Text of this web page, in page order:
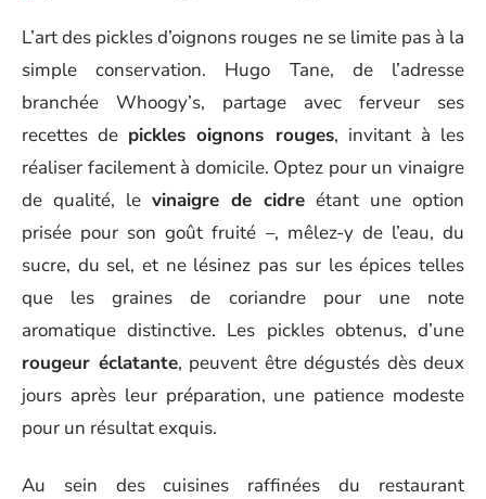
L’art des pickles d’oignons rouges ne se limite pas à la
simple conservation. Hugo Tane, de l’adresse
branchée Whoogy’s, partage avec ferveur ses
recettes de pickles oignons rouges, invitant à les
réaliser facilement à domicile. Optez pour un vinaigre
de qualité, le vinaigre de cidre étant une option
prisée pour son goût fruité –, mêlez-y de l’eau, du
sucre, du sel, et ne lésinez pas sur les épices telles
que les graines de coriandre pour une note
aromatique distinctive. Les pickles obtenus, d’une
rougeur éclatante, peuvent être dégustés dès deux
jours après leur préparation, une patience modeste
pour un résultat exquis.
Au sein des cuisines raffinées du restaurant